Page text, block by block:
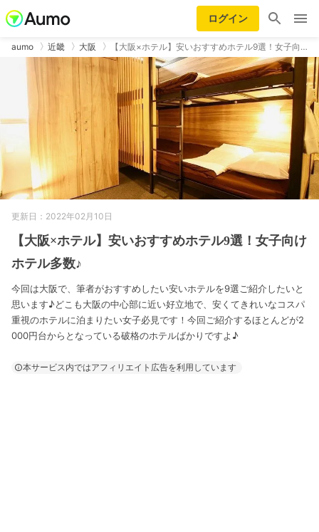
ログイン
aumo 近畿 大阪 【大阪×ホテル】安いおすすめホテル9選！女子向…
更新日：2022年02月10日
【大阪×ホテル】安いおすすめホテル9選！女子向け
ホテル多数♪
今回は大阪で、筆者がおすすめしたい安いホテルを9選ご紹介したいと
思います♪どこも大阪の中心部に近い好立地で、安くてきれいなコスパ
重視のホテルに泊まりたい女子必見です！今回ご紹介するほとんどが2
000円台からとなっている破格のホテルばかりですよ♪
本サービス内ではアフィリエイト広告を利用しています